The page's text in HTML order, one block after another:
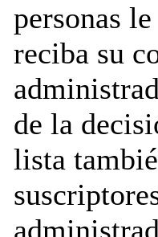
personas
reciba su
de la
lista